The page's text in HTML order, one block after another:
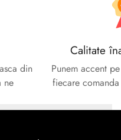
din
ne
Calitate
Punem accent
fiecare